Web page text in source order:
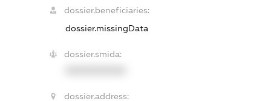
dossier.beneficiaries:
dossier.missingData
dossier.smida:
dossier.address: